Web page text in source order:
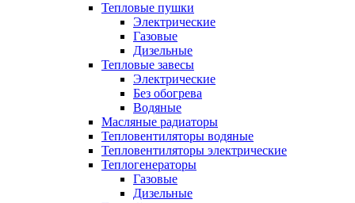
Тепловые пушки
Электрические
Газовые
Дизельные
Тепловые завесы
Электрические
Без обогрева
Водяные
Масляные радиаторы
Тепловентиляторы водяные
Тепловентиляторы электрические
Теплогенераторы
Газовые
Дизельные